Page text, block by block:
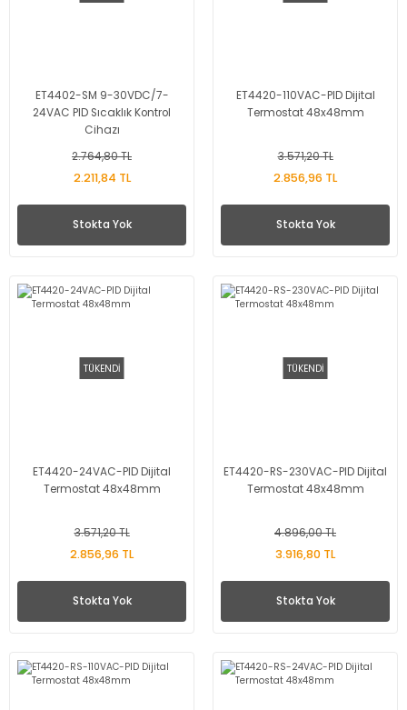
ET4402-SM 9-30VDC/7-
24VAC PID Sıcaklık Kontrol
Cihazı
2.764,80 TL
2.211,84 TL
Stokta Yok
ET4420-110VAC-PID Dijital
Termostat 48x48mm
3.571,20 TL
2.856,96 TL
Stokta Yok
TÜKENDİ
ET4420-24VAC-PID Dijital
Termostat 48x48mm
3.571,20 TL
2.856,96 TL
Stokta Yok
TÜKENDİ
ET4420-RS-230VAC-PID Dijital
Termostat 48x48mm
4.896,00 TL
3.916,80 TL
Stokta Yok